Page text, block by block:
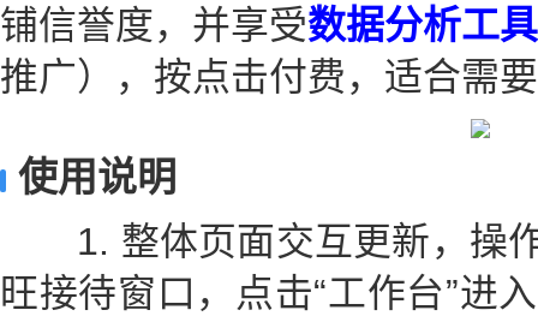
铺信誉度，并享受数据分析工具
推广），按点击付费，适合需
使用说明
1. 整体页面交互更新，操作
旺接待窗口，点击“工作台”进